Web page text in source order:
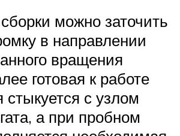
можно заточить
в направлении
вращения
готовая к работе
стыкуется с узлом
а при пробном